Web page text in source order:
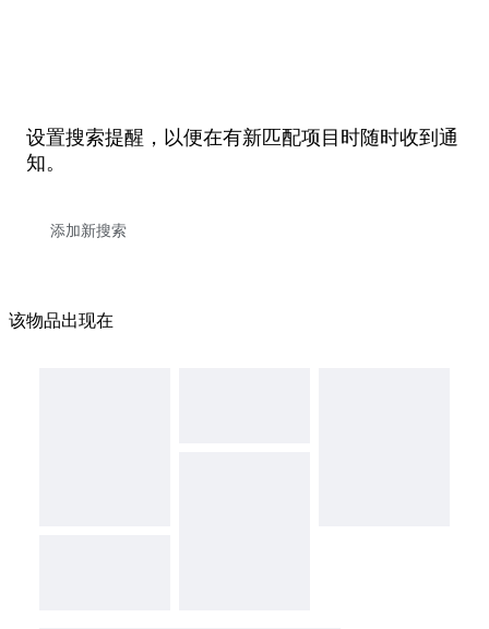
设置搜索提醒，以便在有新匹配项目时随时收到通
知。
该物品出现在